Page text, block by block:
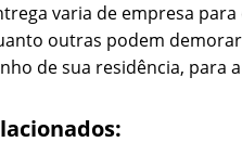
varia de empresa
outras podem
de sua residência, para